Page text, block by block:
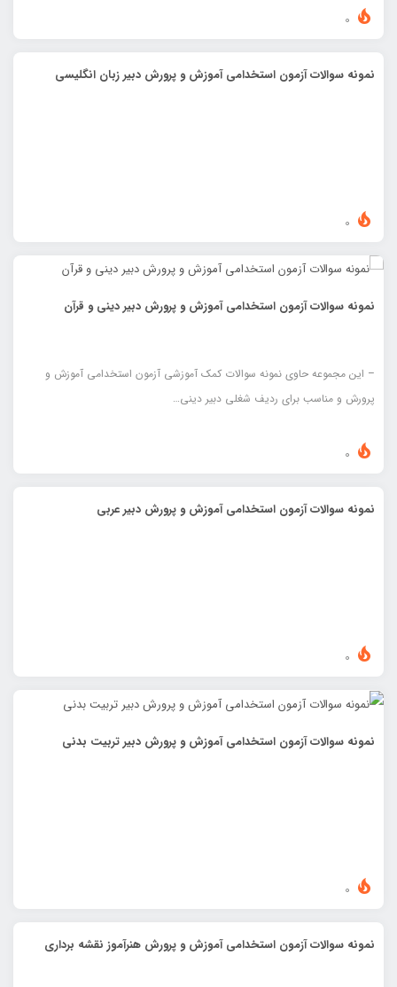
نمونه سوالات آزمون استخدامی آموزش و پرورش دبیر زبان انگلیسی
نمونه سوالات آزمون استخدامی آموزش و پرورش دبیر دینی و قرآن
– این مجموعه حاوی نمونه سوالات کمک آموزشی آزمون استخدامی آموزش و
پرورش و مناسب برای ردیف شغلی دبیر دینی…
نمونه سوالات آزمون استخدامی آموزش و پرورش دبیر عربی
نمونه سوالات آزمون استخدامی آموزش و پرورش دبیر تربیت بدنی
نمونه سوالات آزمون استخدامی آموزش و پرورش هنرآموز نقشه برداری